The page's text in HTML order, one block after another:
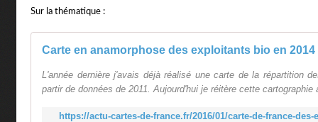
Sur la thématique :
L'année dernière j'avais déjà réalisé une carte de la répartition
partir de données de 2011. Aujourd'hui je réitère cette
https://actu-cartes-de-france.fr/2016/01/carte-de-france-